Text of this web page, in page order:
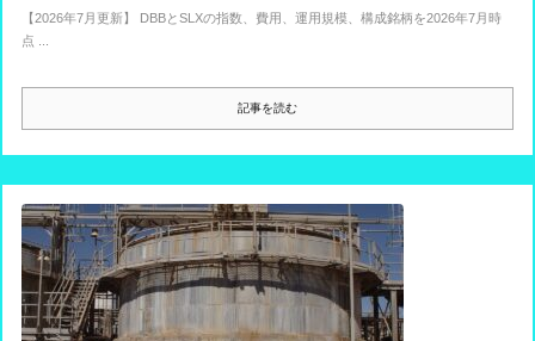
【2026年7月更新】 DBBとSLXの指数、費用、運用規模、構成銘柄を2026年7月時
点 ...
記事を読む